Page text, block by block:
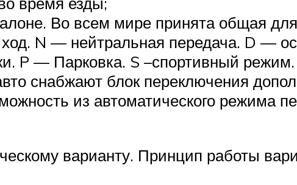
Во всем мире принята общая
N — нейтральная передача. D —
P — Парковка. S –спортивный
снабжают блок переключения
из автоматического режима
варианту. Принцип работы